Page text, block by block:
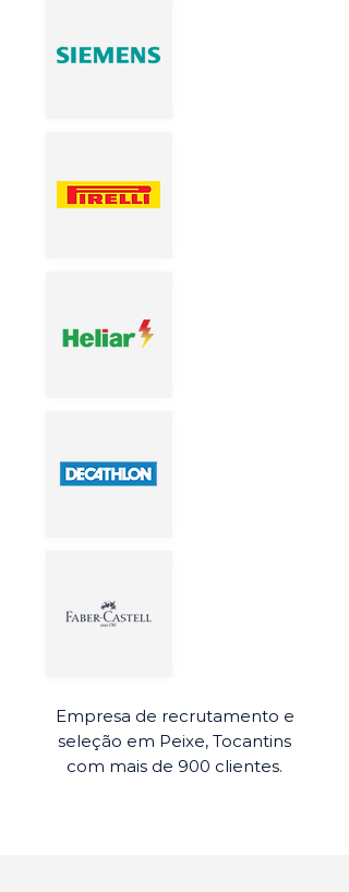
Empresa de recrutamento e
seleção em Peixe, Tocantins
com mais de 900 clientes.